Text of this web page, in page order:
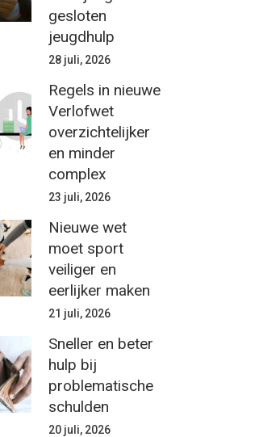
gesloten
jeugdhulp
28 juli, 2026
Regels in nieuwe
Verlofwet
overzichtelijker
en minder
complex
23 juli, 2026
Nieuwe wet
moet sport
veiliger en
eerlijker maken
21 juli, 2026
Sneller en beter
hulp bij
problematische
schulden
20 juli, 2026